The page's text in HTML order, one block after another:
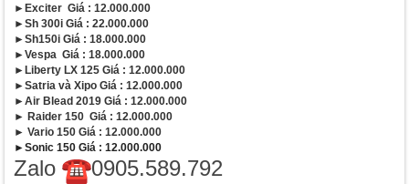
►Exciter Giá : 12.000.000
►Sh 300i Giá : 22.000.000
►Sh150i Giá : 18.000.000
►Vespa Giá : 18.000.000
►Liberty LX 125 Giá : 12.000.000
►Satria và Xipo Giá : 12.000.000
►Air Blead 2019 Giá : 12.000.000
► Raider 150 Giá : 12.000.000
► Vario 150 Giá : 12.000.000
►Sonic 150 Giá : 12.000.000
Zalo 0905.589.792